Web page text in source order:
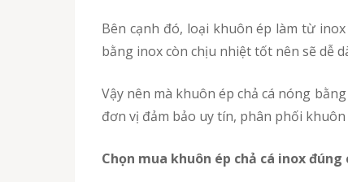
Bên cạnh đó, loại khuôn ép làm từ inox còn rất dễ tháo lắp và vệ sinh, khó bị trầy xước, mài mòn khi sử dụng trong thời gian dài. Khuôn ép làm
bằng inox còn chịu nhiệt tốt nên sẽ dễ
Vậy nên mà khuôn ép chả cá nóng bằng inox đang được rất nhiều khách hàng tin dùng và chọn mua. Vấn đề là quý khách cần phải chọn được một
đơn vị đảm bảo uy tín, phân phối
Chọn mua khuôn ép chả cá inox